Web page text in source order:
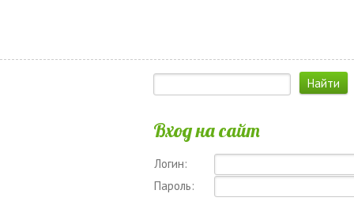
Вход на сайт
Логин:
Пароль: